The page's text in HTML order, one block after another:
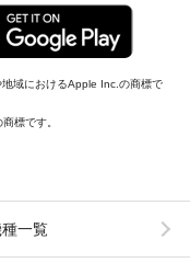
域におけるApple Inc.の商標で
標です。
一覧